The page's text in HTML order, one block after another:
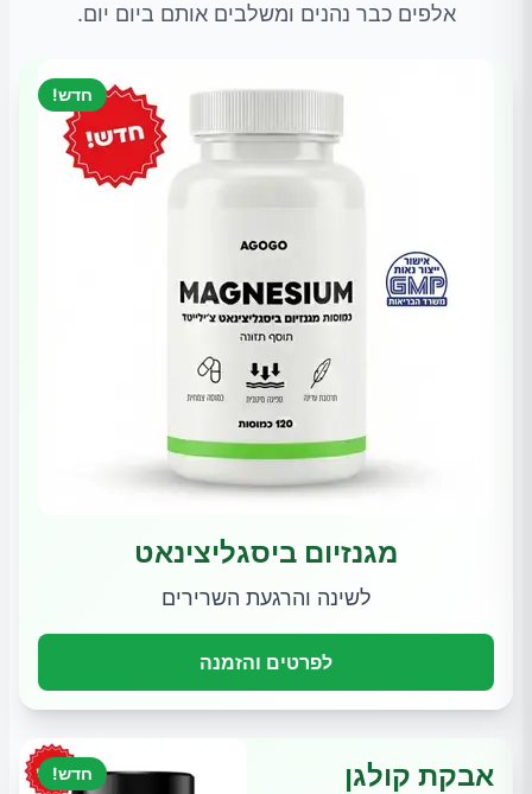
אלפים כבר נהנים ומשלבים אותם ביום יום.
חדש!
מגנזיום ביסגליצינאט
לשינה והרגעת השרירים
לפרטים והזמנה
חדש! אבקת קולגן